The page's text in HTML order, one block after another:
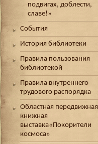
подвигах, доблести,
славе!»
События
История библиотеки
Правила пользования
библиотекой
Правила внутреннего
трудового распорядка
Областная передвижная
книжная
выставка«Покорители
космоса»